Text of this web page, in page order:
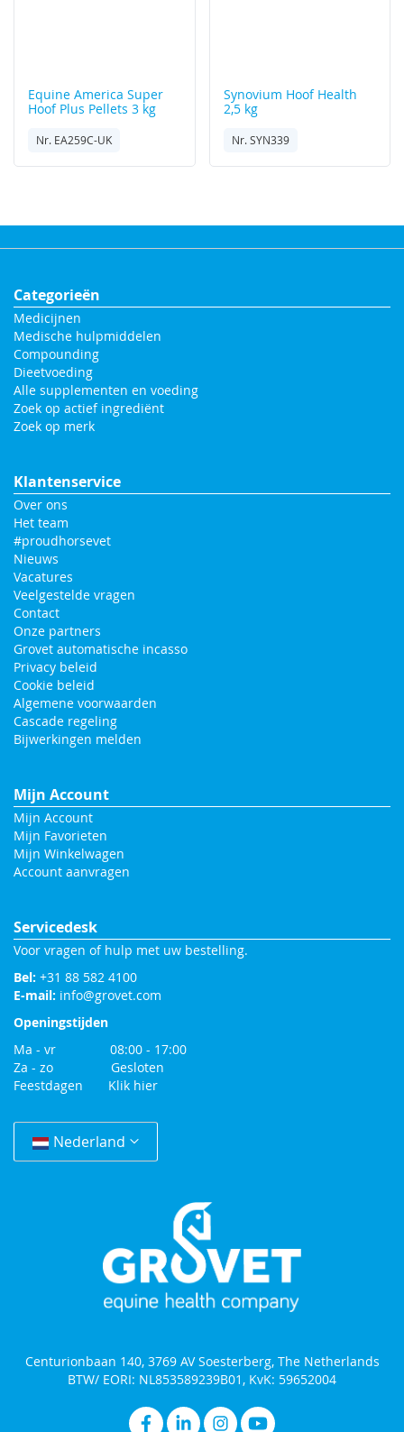
Equine America Super
Hoof Plus Pellets 3 kg
Nr. EA259C-UK
Synovium Hoof Health
2,5 kg
Nr. SYN339
Categorieën
Medicijnen
Medische hulpmiddelen
Compounding
Dieetvoeding
Alle supplementen en voeding
Zoek op actief ingrediënt
Zoek op merk
Klantenservice
Over ons
Het team
#proudhorsevet
Nieuws
Vacatures
Veelgestelde vragen
Contact
Onze partners
Grovet automatische incasso
Privacy beleid
Cookie beleid
Algemene voorwaarden
Cascade regeling
Bijwerkingen melden
Mijn Account
Mijn Account
Mijn Favorieten
Mijn Winkelwagen
Account aanvragen
Servicedesk
Voor vragen of hulp met uw bestelling.
Bel: +31 88 582 4100
E-mail: info@grovet.com
Openingstijden
Ma - vr 08:00 - 17:00
Za - zo Gesloten
Feestdagen Klik hier
Change
CountryNederland
Centurionbaan 140, 3769 AV Soesterberg, The Netherlands
BTW/ EORI: NL853589239B01, KvK: 59652004